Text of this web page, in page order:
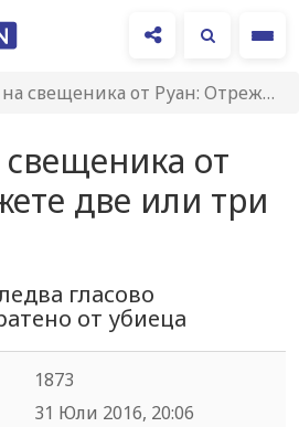
от Руан: Отрежете две или три глави!
от
две или три
гласово
от убиеца
1873
31 Юли 2016, 20:06